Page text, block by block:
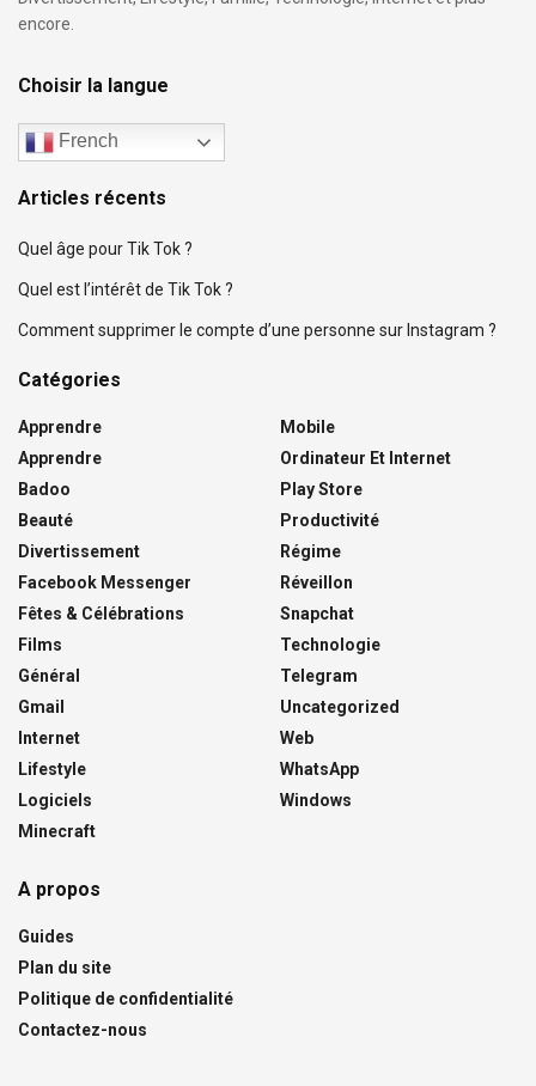
encore.
Choisir la langue
French
Articles récents
Quel âge pour Tik Tok ?
Quel est l’intérêt de Tik Tok ?
Comment supprimer le compte d’une personne sur Instagram ?
Catégories
Apprendre
Apprendre
Badoo
Beauté
Divertissement
Facebook Messenger
Fêtes & Célébrations
Films
Général
Gmail
Internet
Lifestyle
Logiciels
Minecraft
Mobile
Ordinateur Et Internet
Play Store
Productivité
Régime
Réveillon
Snapchat
Technologie
Telegram
Uncategorized
Web
WhatsApp
Windows
A propos
Guides
Plan du site
Politique de confidentialité
Contactez-nous